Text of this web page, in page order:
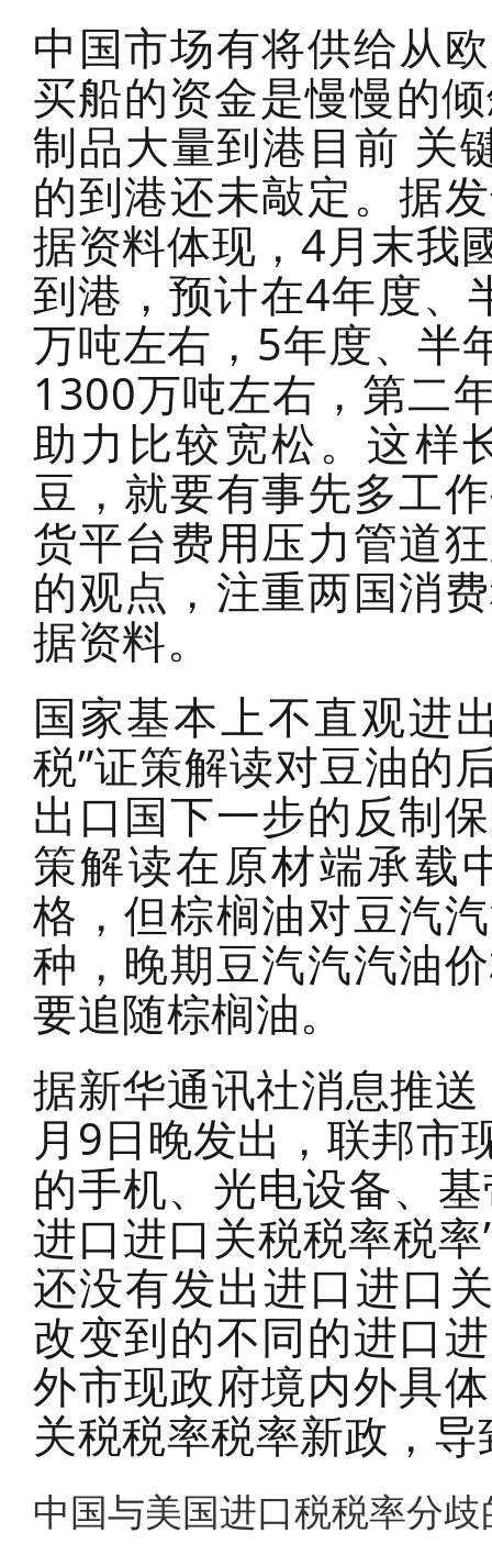
中国市场有将供给从
买船的资金是慢慢的
制品大量到港目前 关
的到港还未敲定。据
据资料体现，4月末我
到港，预计在4年度、
万吨左右，5年度、半
1300万吨左右，第二
助力比较宽松。这样
豆，就要有事先多工
货平台费用压力管道
的观点，注重两国消
据资料。
国家基本上不直观进
税”证策解读对豆油的
出口国下一步的反制
策解读在原材端承载
格，但棕榈油对豆汽
种，晚期豆汽汽汽油
要追随棕榈油。
据新华通讯社消息推
月9日晚发出，联邦市
的手机、光电设备、
进口进口关税税率税
还没有发出进口进口
改变到的不同的进口
外市现政府境内外具
关税税率税率新政，
中国与美国进口税税率分